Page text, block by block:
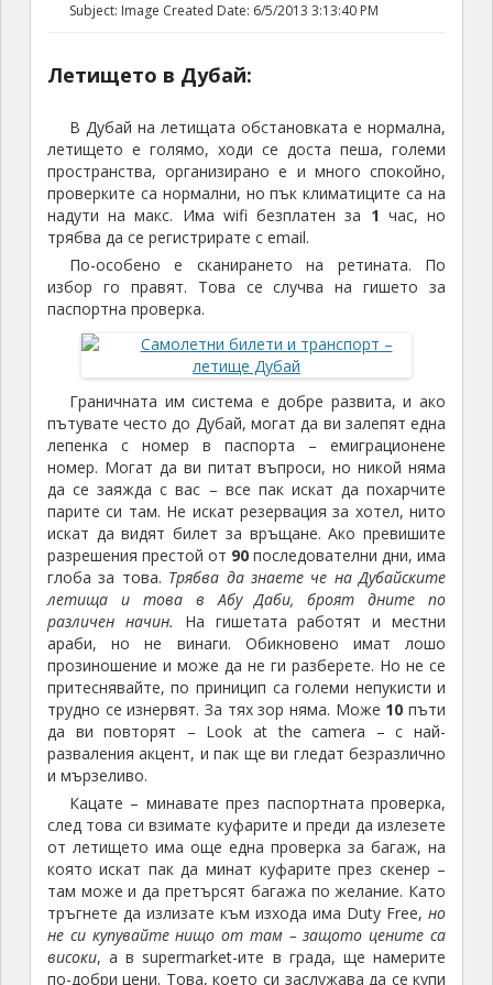
Subject: Image Created Date: 6/5/2013 3:13:40 PM
Летището в Дубай:
В Дубай на летищата обстановката е нормална,
летището е голямо, ходи се доста пеша, големи
пространства, организирано е и много спокойно,
проверките са нормални, но пък климатиците са на
надути на макс. Има wifi безплатен за 1 час, но
трябва да се регистрирате с email.
По-особено е сканирането на ретината. По
избор го правят. Това се случва на гишето за
паспортна проверка.
Граничната им система е добре развита, и ако
пътувате често до Дубай, могат да ви залепят една
лепенка с номер в паспорта – емиграционене
номер. Могат да ви питат въпроси, но никой няма
да се заяжда с вас – все пак искат да похарчите
парите си там. Не искат резервация за хотел, нито
искат да видят билет за връщане. Ако превишите
разрешения престой от 90 последователни дни, има
глоба за това. Трябва да знаете че на Дубайските
летища и това в Абу Даби, броят дните по
различен начин. На гишетата работят и местни
араби, но не винаги. Обикновено имат лошо
прозиношение и може да не ги разберете. Но не се
притеснявайте, по приницип са големи непукисти и
трудно се изнервят. За тях зор няма. Може 10 пъти
да ви повторят – Look at the camera – с най-
разваления акцент, и пак ще ви гледат безразлично
и мързеливо.
Кацате – минавате през паспортната проверка,
след това си взимате куфарите и преди да излезете
от летището има още една проверка за багаж, на
която искат пак да минат куфарите през скенер –
там може и да претърсят багажа по желание. Като
тръгнете да излизате към изхода има Duty Free,но
не си купувайте нищо от там – защото цените са
високи, а в supermarket-ите в града, ще намерите
по-добри цени. Това, което си заслужава да се купи